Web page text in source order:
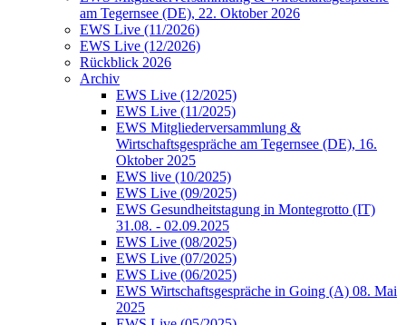
am Tegernsee (DE), 22. Oktober 2026
EWS Live (11/2026)
EWS Live (12/2026)
Rückblick 2026
Archiv
EWS Live (12/2025)
EWS Live (11/2025)
EWS Mitgliederversammlung &
Wirtschaftsgespräche am Tegernsee (DE), 16.
Oktober 2025
EWS live (10/2025)
EWS Live (09/2025)
EWS Gesundheitstagung in Montegrotto (IT)
31.08. - 02.09.2025
EWS Live (08/2025)
EWS Live (07/2025)
EWS Live (06/2025)
EWS Wirtschaftsgespräche in Going (A) 08. Mai
2025